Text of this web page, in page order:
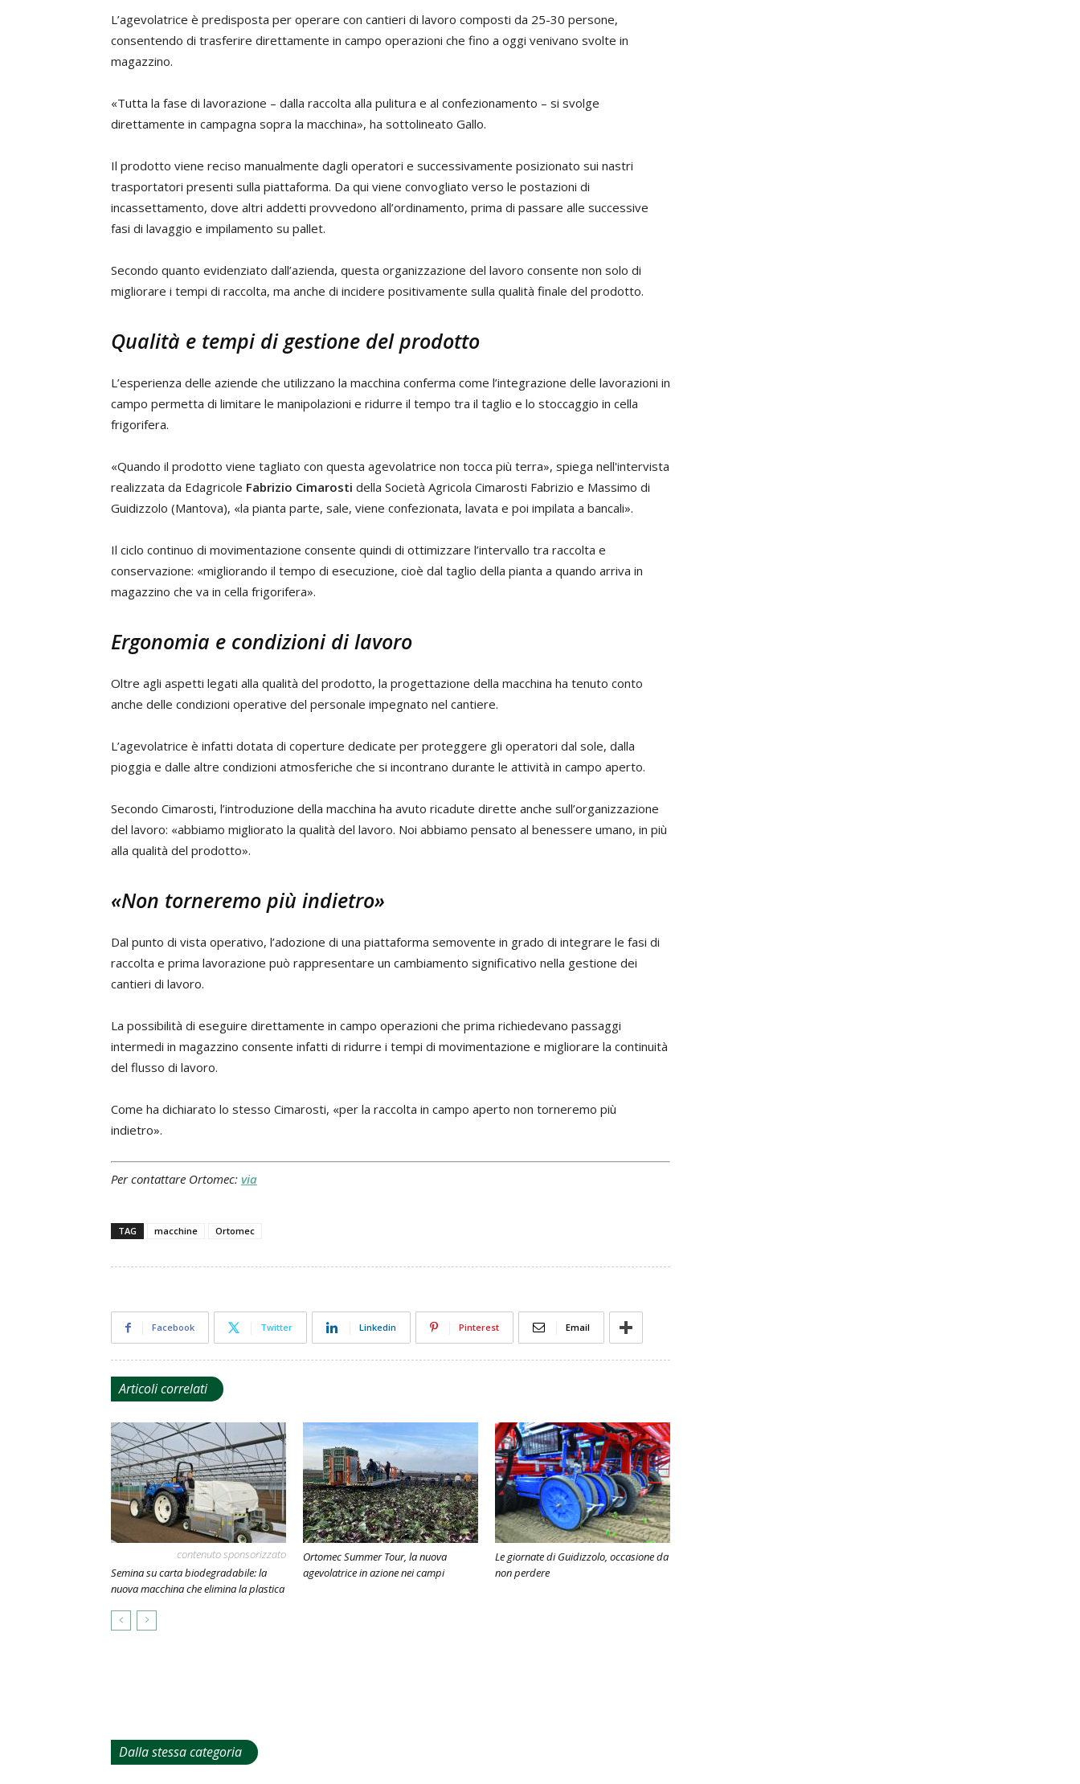
L’agevolatrice è predisposta per operare con cantieri di lavoro composti da 25-30 persone,
consentendo di trasferire direttamente in campo operazioni che fino a oggi venivano svolte in
magazzino.
«Tutta la fase di lavorazione – dalla raccolta alla pulitura e al confezionamento – si svolge
direttamente in campagna sopra la macchina», ha sottolineato Gallo.
Il prodotto viene reciso manualmente dagli operatori e successivamente posizionato sui nastri
trasportatori presenti sulla piattaforma. Da qui viene convogliato verso le postazioni di
incassettamento, dove altri addetti provvedono all’ordinamento, prima di passare alle successive
fasi di lavaggio e impilamento su pallet.
Secondo quanto evidenziato dall’azienda, questa organizzazione del lavoro consente non solo di
migliorare i tempi di raccolta, ma anche di incidere positivamente sulla qualità finale del prodotto.
Qualità e tempi di gestione del prodotto
L’esperienza delle aziende che utilizzano la macchina conferma come l’integrazione delle lavorazioni in
campo permetta di limitare le manipolazioni e ridurre il tempo tra il taglio e lo stoccaggio in cella
frigorifera.
«Quando il prodotto viene tagliato con questa agevolatrice non tocca più terra», spiega nell'intervista
realizzata da Edagricole Fabrizio Cimarosti della Società Agricola Cimarosti Fabrizio e Massimo di
Guidizzolo (Mantova), «la pianta parte, sale, viene confezionata, lavata e poi impilata a bancali».
Il ciclo continuo di movimentazione consente quindi di ottimizzare l’intervallo tra raccolta e
conservazione: «migliorando il tempo di esecuzione, cioè dal taglio della pianta a quando arriva in
magazzino che va in cella frigorifera».
Ergonomia e condizioni di lavoro
Oltre agli aspetti legati alla qualità del prodotto, la progettazione della macchina ha tenuto conto
anche delle condizioni operative del personale impegnato nel cantiere.
L’agevolatrice è infatti dotata di coperture dedicate per proteggere gli operatori dal sole, dalla
pioggia e dalle altre condizioni atmosferiche che si incontrano durante le attività in campo aperto.
Secondo Cimarosti, l’introduzione della macchina ha avuto ricadute dirette anche sull’organizzazione
del lavoro: «abbiamo migliorato la qualità del lavoro. Noi abbiamo pensato al benessere umano, in più
alla qualità del prodotto».
«Non torneremo più indietro»
Dal punto di vista operativo, l’adozione di una piattaforma semovente in grado di integrare le fasi di
raccolta e prima lavorazione può rappresentare un cambiamento significativo nella gestione dei
cantieri di lavoro.
La possibilità di eseguire direttamente in campo operazioni che prima richiedevano passaggi
intermedi in magazzino consente infatti di ridurre i tempi di movimentazione e migliorare la continuità
del flusso di lavoro.
Come ha dichiarato lo stesso Cimarosti, «per la raccolta in campo aperto non torneremo più
indietro».
Per contattare Ortomec: via
TAG macchine Ortomec
Facebook Twitter Linkedin Pinterest Email
Articoli correlati
contenuto sponsorizzato
Semina su carta biodegradabile: la
nuova macchina che elimina la plastica
Ortomec Summer Tour, la nuova
agevolatrice in azione nei campi
Le giornate di Guidizzolo, occasione da
non perdere
Dalla stessa categoria